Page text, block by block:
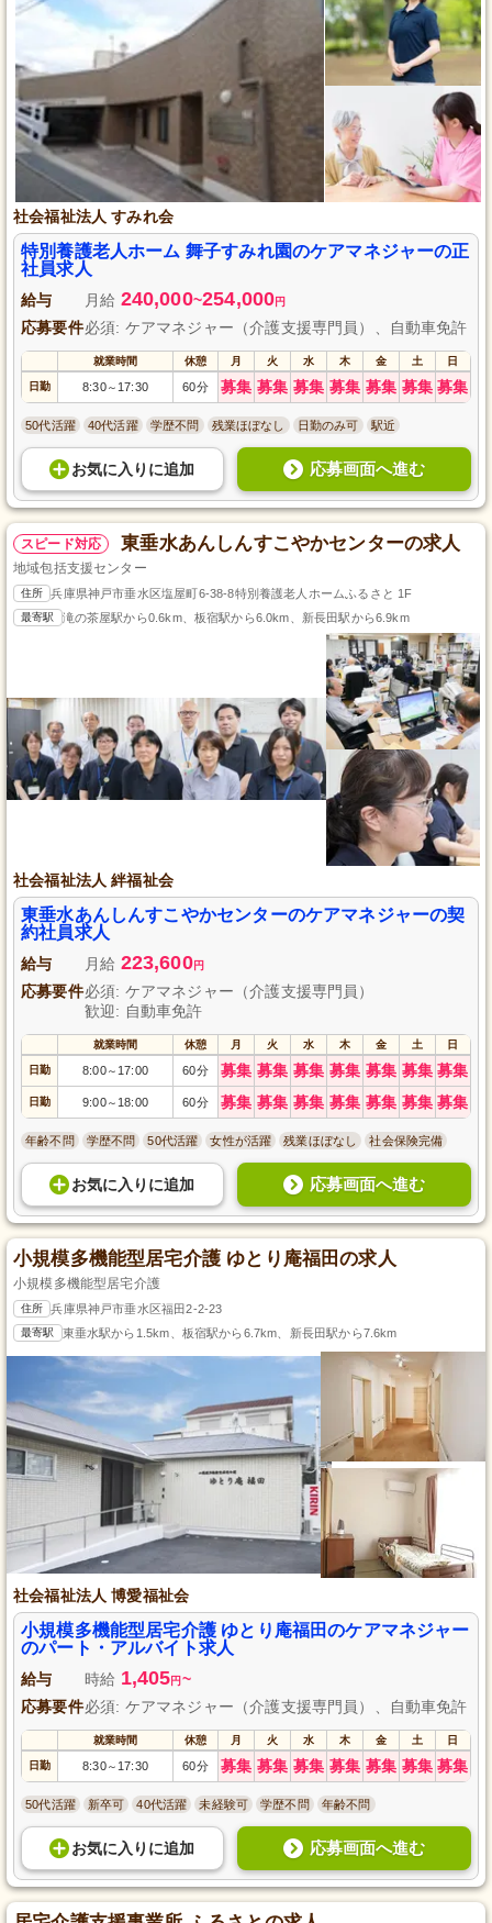
社会福祉法人 すみれ会
特別養護老人ホーム 舞子すみれ園のケアマネジャーの正
社員求人
給与 月給 240,000~254,000円
応募要件必須: ケアマネジャー（介護支援専門員）、自動車免許
就業時間 休憩 月 火 水 木 金 土 日
日勤 8:30～ 17:30 60分 募集 募集 募集 募集 募集 募集 募集
50代活躍 40代活躍 学歴不問 残業ほぼなし 日勤のみ可 駅近
お気に入り に追加 応募画面へ進む
スピード対応 東垂水あんしんすこやかセンターの求人
地域包括支援センター
住所 兵庫県神戸市垂水区塩屋町6-38-8特別養護老人ホームふるさと 1F
最寄駅 滝の茶屋駅から0.6km、板宿駅から6.0km、新長田駅から6.9km
社会福祉法人 絆福祉会
東垂水あんしんすこやかセンターのケアマネジャーの契
約社員求人
給与 月給 223,600円
応募要件必須: ケアマネジャー（介護支援専門員）
歓迎: 自動車免許
就業時間 休憩 月 火 水 木 金 土 日
日勤 8:00～ 17:00 60分 募集 募集 募集 募集 募集 募集 募集
日勤 9:00～ 18:00 60分 募集 募集 募集 募集 募集 募集 募集
年齢不問 学歴不問 50代活躍 女性が活躍 残業ほぼなし 社会保険完備
お気に入り に追加 応募画面へ進む
小規模多機能型居宅介護 ゆとり庵福田の求人
小規模多機能型居宅介護
住所 兵庫県神戸市垂水区福田2-2-23
最寄駅 東垂水駅から1.5km、板宿駅から6.7km、新長田駅から7.6km
社会福祉法人 博愛福祉会
小規模多機能型居宅介護 ゆとり庵福田のケアマネジャー
のパート・アルバイト求人
給与 時給 1,405円 ~
応募要件必須: ケアマネジャー（介護支援専門員）、自動車免許
就業時間 休憩 月 火 水 木 金 土 日
日勤 8:30～ 17:30 60分 募集 募集 募集 募集 募集 募集 募集
50代活躍 新卒可 40代活躍 未経験可 学歴不問 年齢不問
お気に入り に追加 応募画面へ進む